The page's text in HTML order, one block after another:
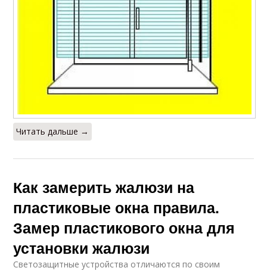
Читать дальше →
Как замерить жалюзи на
пластиковые окна правила.
Замер пластикового окна для
установки жалюзи
Светозащитные устройства отличаются по своим